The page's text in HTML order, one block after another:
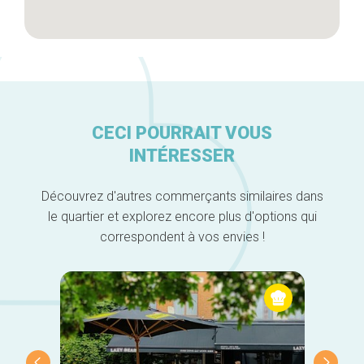
CECI POURRAIT VOUS
INTÉRESSER
Découvrez d'autres commerçants similaires dans
le quartier et explorez encore plus d'options qui
correspondent à vos envies !